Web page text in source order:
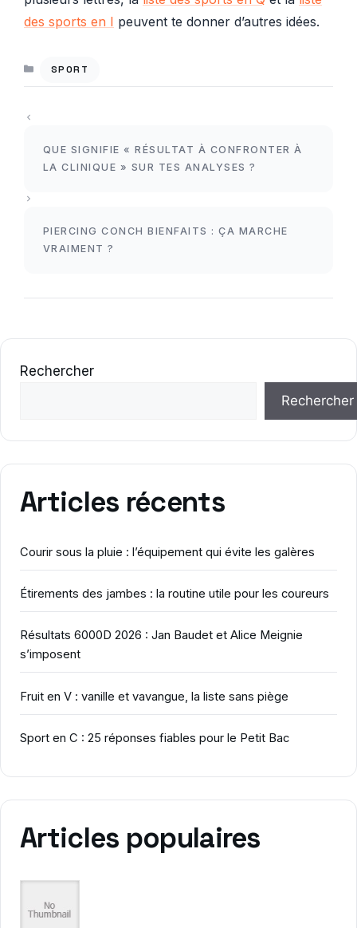
des sports en I peuvent te donner d’autres idées.
SPORT
QUE SIGNIFIE « RÉSULTAT À CONFRONTER À
LA CLINIQUE » SUR TES ANALYSES ?
PIERCING CONCH BIENFAITS : ÇA MARCHE
VRAIMENT ?
Rechercher
Rechercher
Articles récents
Courir sous la pluie : l’équipement qui évite les galères
Étirements des jambes : la routine utile pour les coureurs
Résultats 6000D 2026 : Jan Baudet et Alice Meignie
s’imposent
Fruit en V : vanille et vavangue, la liste sans piège
Sport en C : 25 réponses fiables pour le Petit Bac
Articles populaires